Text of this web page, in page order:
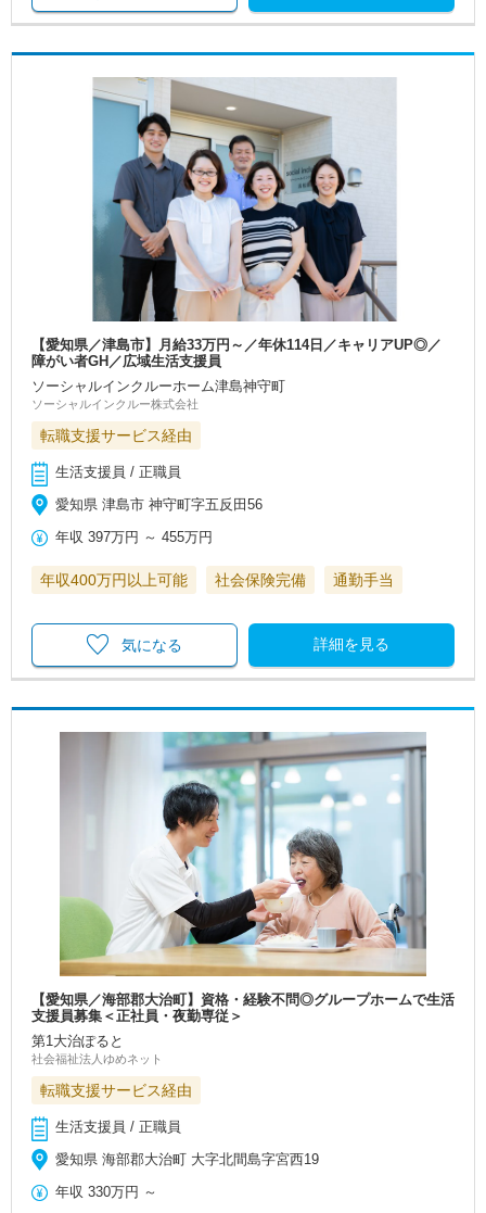
【愛知県／津島市】月給33万円～／年休114日／キャリアUP◎／
障がい者GH／広域生活支援員
ソーシャルインクルーホーム津島神守町
ソーシャルインクルー株式会社
転職支援サービス経由
生活支援員 / 正職員
愛知県 津島市 神守町字五反田56
年収 397万円 ～455万円
年収400万円以上可能 社会保険完備 通勤手当
詳細を見る
気になる
【愛知県／海部郡大治町】資格・経験不問◎グループホームで生活
支援員募集＜正社員・夜勤専従＞
第1大治ぽると
社会福祉法人ゆめネット
転職支援サービス経由
生活支援員 / 正職員
愛知県 海部郡大治町 大字北間島字宮西19
年収 330万円 ～